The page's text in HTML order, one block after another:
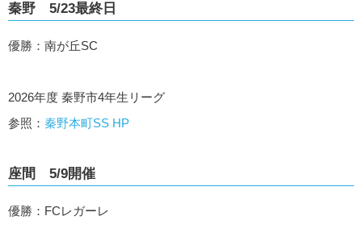
秦野 5/23最終日
優勝：南が丘SC
2026年度 秦野市4年生リーグ
参照： 秦野本町SS HP
座間 5/9開催
優勝：FCレガーレ